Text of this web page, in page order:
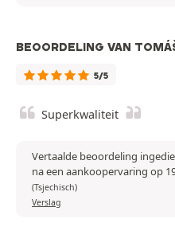
BEOORDELING VAN
5/5
Superkwaliteit
Vertaalde beoordeling
na een aankoopervaring op
(Tsjechisch)
Verslag